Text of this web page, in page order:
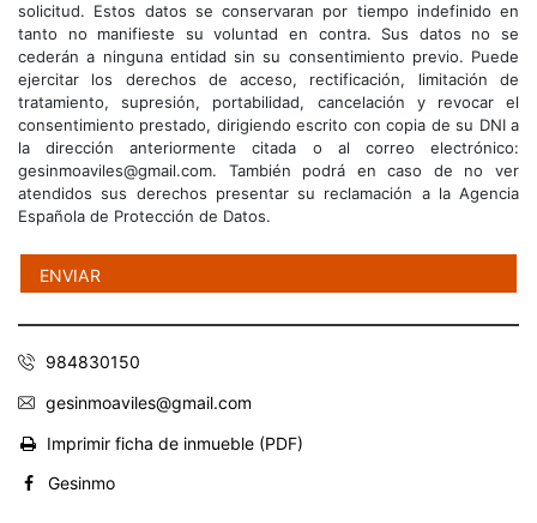
solicitud. Estos datos se conservaran por tiempo indefinido en
tanto no manifieste su voluntad en contra. Sus datos no se
cederán a ninguna entidad sin su consentimiento previo. Puede
ejercitar los derechos de acceso, rectificación, limitación de
tratamiento, supresión, portabilidad, cancelación y revocar el
consentimiento prestado, dirigiendo escrito con copia de su DNI a
la dirección anteriormente citada o al correo electrónico:
gesinmoaviles@gmail.com. También podrá en caso de no ver
atendidos sus derechos presentar su reclamación a la Agencia
Española de Protección de Datos.
984830150
gesinmoaviles@gmail.com
Imprimir ficha de inmueble (PDF)
Gesinmo